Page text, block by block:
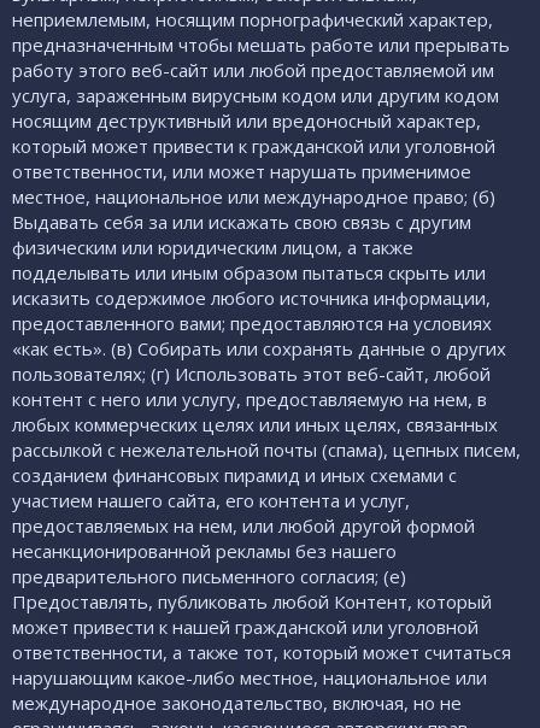
неприемлемым, носящим порнографический характер,
предназначенным чтобы мешать работе или прерывать
работу этого веб-сайт или любой предоставляемой им
услуга, зараженным вирусным кодом или другим кодом
носящим деструктивный или вредоносный характер,
который может привести к гражданской или уголовной
ответственности, или может нарушать применимое
местное, национальное или международное право; (б)
Выдавать себя за или искажать свою связь с другим
физическим или юридическим лицом, а также
подделывать или иным образом пытаться скрыть или
исказить содержимое любого источника информации,
предоставленного вами; предоставляются на условиях
«как есть». (в) Собирать или сохранять данные о других
пользователях; (г) Использовать этот веб-сайт, любой
контент с него или услугу, предоставляемую на нем, в
любых коммерческих целях или иных целях, связанных
рассылкой с нежелательной почты (спама), цепных писем,
созданием финансовых пирамид и иных схемами с
участием нашего сайта, его контента и услуг,
предоставляемых на нем, или любой другой формой
несанкционированной рекламы без нашего
предварительного письменного согласия; (е)
Предоставлять, публиковать любой Контент, который
может привести к нашей гражданской или уголовной
ответственности, а также тот, который может считаться
нарушающим какое-либо местное, национальное или
международное законодательство, включая, но не